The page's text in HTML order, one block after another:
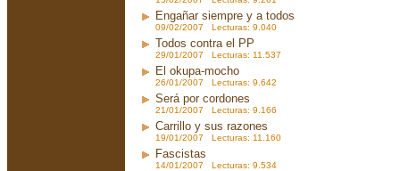
Engañar siempre y a todos
09/02/2007 Lecturas: 9.040
Todos contra el PP
29/01/2007 Lecturas: 11.537
El okupa-mocho
26/01/2007 Lecturas: 9.642
Será por cordones
21/01/2007 Lecturas: 9.166
Carrillo y sus razones
19/01/2007 Lecturas: 11.160
Fascistas
14/01/2007 Lecturas: 9.534